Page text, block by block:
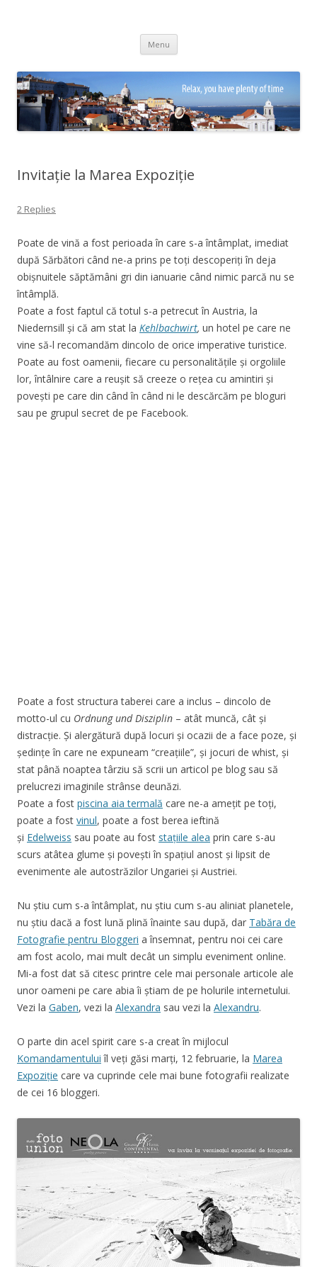
Menu Skip
content
Invitație la Marea Expoziție
2 Replies
Poate de vină a fost perioada în care s-a întâmplat, imediat
după Sărbători când ne-a prins pe toți descoperiți în deja
obișnuitele săptămâni gri din ianuarie când nimic parcă nu se
întâmplă.
Poate a fost faptul că totul s-a petrecut în Austria, la
Niedernsill și că am stat la Kehlbachwirt, un hotel pe care ne
vine să-l recomandăm dincolo de orice imperative turistice.
Poate au fost oamenii, fiecare cu personalitățile și orgoliile
lor, întâlnire care a reușit să creeze o rețea cu amintiri și
povești pe care din când în când ni le descărcăm pe bloguri
sau pe grupul secret de pe Facebook.
Poate a fost structura taberei care a inclus – dincolo de
motto-ul cu Ordnung und Disziplin – atât muncă, cât și
distracție. Și alergătură după locuri și ocazii de a face poze, și
ședințe în care ne expuneam “creațiile”, și jocuri de whist, și
stat până noaptea târziu să scrii un articol pe blog sau să
prelucrezi imaginile strânse deunăzi.
Poate a fost piscina aia termală care ne-a amețit pe toți,
poate a fost vinul, poate a fost berea ieftină
și Edelweiss sau poate au fost stațiile alea prin care s-au
scurs atâtea glume și povești în spațiul anost și lipsit de
evenimente ale autostrăzilor Ungariei și Austriei.
Nu știu cum s-a întâmplat, nu știu cum s-au aliniat planetele,
nu știu dacă a fost lună plină înainte sau după, dar Tabăra de
Fotografie pentru Bloggeri a însemnat, pentru noi cei care
am fost acolo, mai mult decât un simplu eveniment online.
Mi-a fost dat să citesc printre cele mai personale articole ale
unor oameni pe care abia îi știam de pe holurile internetului.
Vezi la Gaben, vezi la Alexandra sau vezi la Alexandru.
O parte din acel spirit care s-a creat în mijlocul
Komandamentului îl veți găsi marți, 12 februarie, la Marea
Expoziție care va cuprinde cele mai bune fotografii realizate
de cei 16 bloggeri.